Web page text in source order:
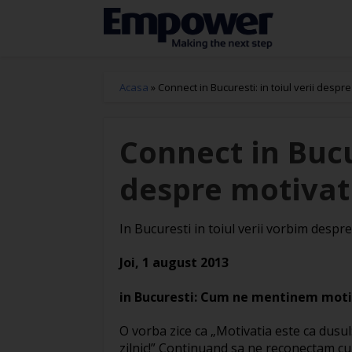
Acasa » Connect in Bucuresti: in toiul verii
Connect in
despre
In Bucuresti in toiul verii vorbim
Joi, 1 august 2013
in Bucuresti: Cum ne mentinem
O vorba zice ca „Motivatia este ca
zilnic!” Continuand sa ne reconectam